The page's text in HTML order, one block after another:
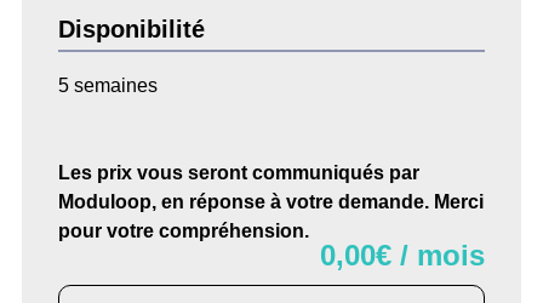
Disponibilité
5 semaines
Les prix vous seront communiqués par
Moduloop, en réponse à votre demande. Merci
pour votre compréhension.
0,00€ / mois